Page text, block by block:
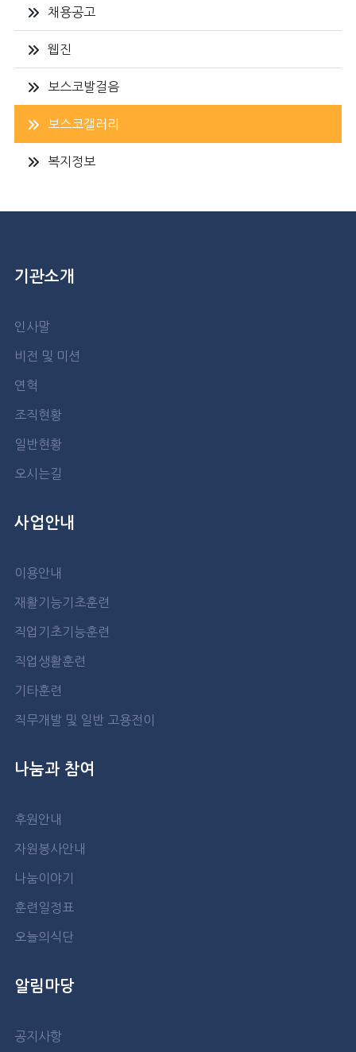
채용공고
웹진
보스코발걸음
보스코갤러리
복지정보
기관소개
인사말
비전 및 미션
연혁
조직현황
일반현황
오시는길
사업안내
이용안내
재활기능기초훈련
직업기초기능훈련
직업생활훈련
기타훈련
직무개발 및 일반 고용전이
나눔과 참여
후원안내
자원봉사안내
나눔이야기
훈련일정표
오늘의식단
알림마당
공지사항